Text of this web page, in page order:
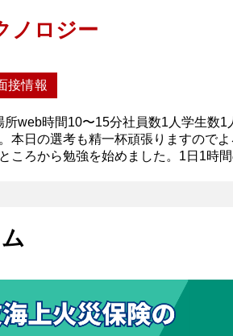
ノロジー
接情報
所web時間10〜15分社員数1人学生数
本日の選考も精一杯頑張りますので
ころから勉強を始めました。1日1時